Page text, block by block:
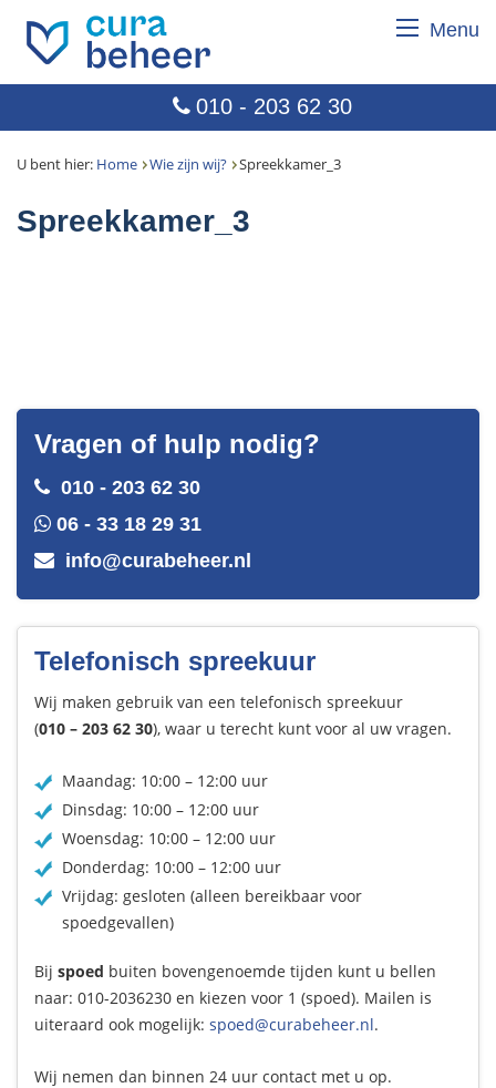
Menu
010 - 203 62 30
U bent hier: Home Wie zijn wij? Spreekkamer_3
Spreekkamer_3
Vragen of hulp nodig?
010 - 203 62 30
06 - 33 18 29 31
info@curabeheer.nl
Telefonisch spreekuur
Wij maken gebruik van een telefonisch spreekuur
(010 – 203 62 30), waar u terecht kunt voor al uw vragen.
Maandag: 10:00 – 12:00 uur
Dinsdag: 10:00 – 12:00 uur
Woensdag: 10:00 – 12:00 uur
Donderdag: 10:00 – 12:00 uur
Vrijdag: gesloten (alleen bereikbaar voor
spoedgevallen)
Bij spoed buiten bovengenoemde tijden kunt u bellen
naar: 010-2036230 en kiezen voor 1 (spoed). Mailen is
uiteraard ook mogelijk: spoed@curabeheer.nl.
Wij nemen dan binnen 24 uur contact met u op.